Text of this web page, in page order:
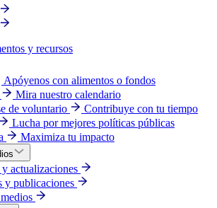
y recursos
Apóyenos con alimentos o fondos
Mira nuestro calendario
de voluntario
Contribuye con tu tiempo
Lucha por mejores políticas públicas
Maximiza tu impacto
actualizaciones
y publicaciones